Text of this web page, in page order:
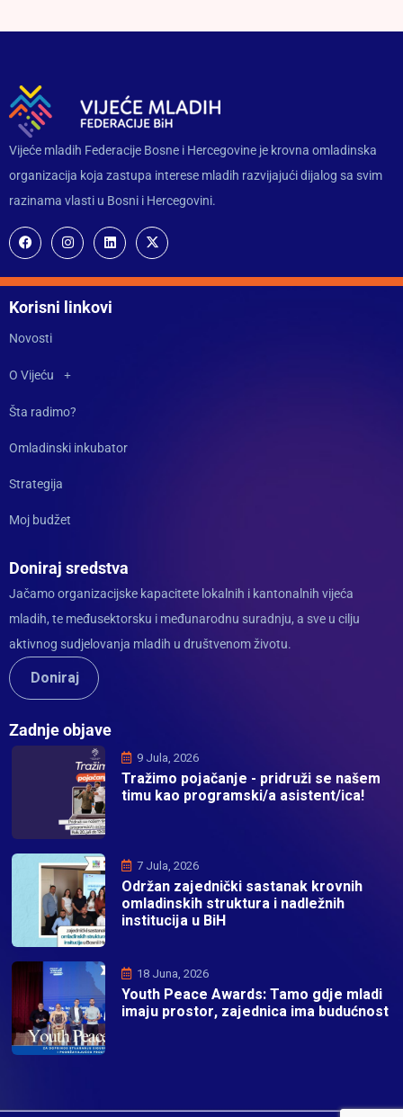
Vijeće mladih Federacije Bosne i Hercegovine je krovna omladinska
organizacija koja zastupa interese mladih razvijajući dijalog sa svim
razinama vlasti u Bosni i Hercegovini.
Korisni linkovi
Novosti
O Vijeću
Šta radimo?
Omladinski inkubator
Strategija
Moj budžet
Doniraj sredstva
Jačamo organizacijske kapacitete lokalnih i kantonalnih vijeća
mladih, te međusektorsku i međunarodnu suradnju, a sve u cilju
aktivnog sudjelovanja mladih u društvenom životu.
Doniraj
Zadnje objave
9 Jula, 2026
Tražimo pojačanje - pridruži se našem
timu kao programski/a asistent/ica!
7 Jula, 2026
Održan zajednički sastanak krovnih
omladinskih struktura i nadležnih
institucija u BiH
18 Juna, 2026
Youth Peace Awards: Tamo gdje mladi
imaju prostor, zajednica ima budućnost